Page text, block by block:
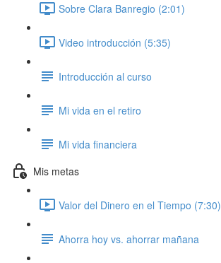
Sobre Clara Banregio (2:01)
Video introducción (5:35)
Introducción al curso
Mi vida en el retiro
Mi vida financiera
Mis metas
Valor del Dinero en el Tiempo (7:30)
Ahorra hoy vs. ahorrar mañana